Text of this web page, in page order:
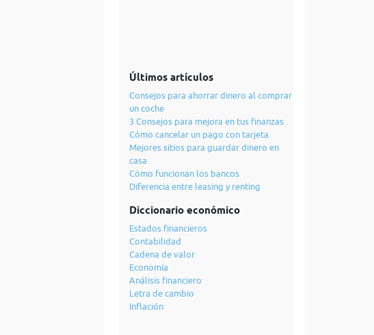
Últimos artículos
Consejos para ahorrar dinero al comprar
un coche
3 Consejos para mejora en tus finanzas
Cómo cancelar un pago con tarjeta
Mejores sitios para guardar dinero en
casa
Cómo funcionan los bancos
Diferencia entre leasing y renting
Diccionario económico
Estados financieros
Contabilidad
Cadena de valor
Economía
Análisis financiero
Letra de cambio
Inflación